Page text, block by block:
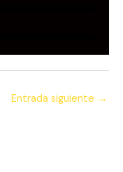
Entrada siguiente →